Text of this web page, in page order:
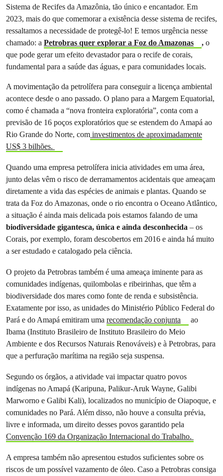
Sistema de Recifes da Amazônia, tão único e encantador. Em
2023, mais do que comemorar a existência desse sistema de recifes,
ressaltamos a necessidade de protegê-lo! E temos urgência nesse
chamado: a Petrobras quer explorar a Foz do Amazonas ,o
que pode gerar um efeito devastador para o recife de corais,
fundamental para a saúde das águas, e para comunidades locais.
A movimentação da petrolífera para conseguir a licença ambiental
acontece desde o ano passado. O plano para a Margem Equatorial,
como é chamada a “nova fronteira exploratória”, conta com a
previsão de 16 poços exploratórios que se estendem do Amapá ao
Rio Grande do Norte, com investimentos de aproximadamente
US$ 3 bilhões.
Quando uma empresa petrolífera inicia atividades em uma área,
junto delas vêm o risco de derramamentos acidentais que ameaçam
diretamente a vida das espécies de animais e plantas. Quando se
trata da Foz do Amazonas, onde o rio encontra o Oceano Atlântico,
a situação é ainda mais delicada pois estamos falando de uma
biodiversidade gigantesca, única e ainda desconhecida – os
Corais, por exemplo, foram descobertos em 2016 e ainda há muito
a ser estudado e catalogado pela ciência.
O projeto da Petrobras também é uma ameaça iminente para as
comunidades indígenas, quilombolas e ribeirinhas, que têm a
biodiversidade dos mares como fonte de renda e subsistência.
Exatamente por isso, as unidades do Ministério Público Federal do
Pará e do Amapá emitiram uma recomendação conjunta
ao
Ibama (Instituto Brasileiro de Instituto Brasileiro do Meio
Ambiente e dos Recursos Naturais Renováveis) e à Petrobras, para
que a perfuração marítima na região seja suspensa.
Segundo os órgãos, a atividade vai impactar quatro povos
indígenas no Amapá (Karipuna, Palikur-Aruk Wayne, Galibi
Marworno e Galibi Kali), localizados no município de Oiapoque, e
comunidades no Pará. Além disso, não houve a consulta prévia,
livre e informada, um direito desses povos garantido pela
Convenção 169 da Organização Internacional do Trabalho.
A empresa também não apresentou estudos suficientes sobre os
riscos de um possível vazamento de óleo. Caso a Petrobras consiga